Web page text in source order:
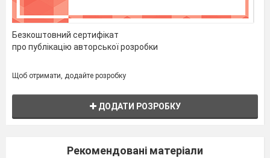
Безкоштовний сертифікат
про публікацію авторської розробки
Щоб отримати, додайте розробку
ДОДАТИ РОЗРОБКУ
Рекомендовані матеріали